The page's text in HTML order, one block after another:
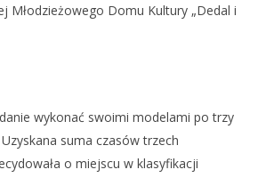
Młodzieżowego Domu Kultury „Dedal i
wykonać swoimi modelami po trzy
suma czasów trzech
o miejscu w klasyfikacji